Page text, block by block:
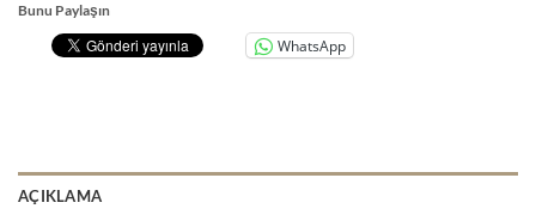
Bunu Paylaşın
WhatsApp
AÇIKLAMA